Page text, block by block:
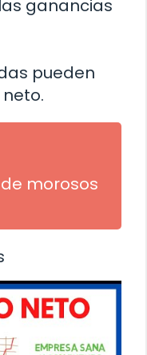
ganancias
pueden
morosos